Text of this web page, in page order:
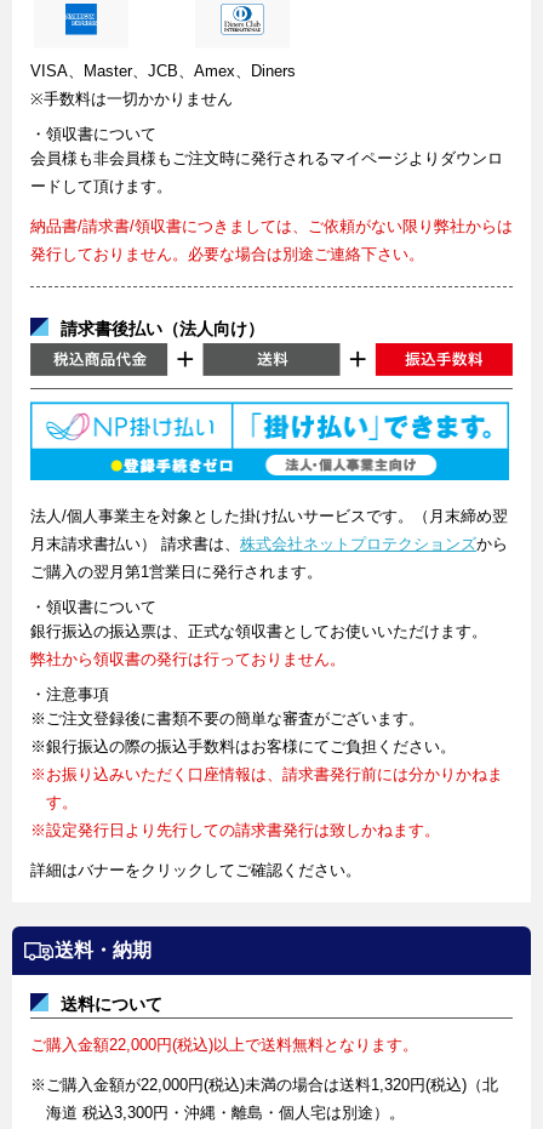
VISA、Master、JCB、Amex、Diners
※手数料は一切かかりません
・領収書について
会員様も非会員様もご注文時に発行されるマイページよりダウンロ
ードして頂けます。
納品書/請求書/領収書につきましては、ご依頼がない限り弊社からは
発行しておりません。必要な場合は別途ご連絡下さい。
請求書後払い（法人向け）
法人/個人事業主を対象とした掛け払いサービスです。（月末締め翌
月末請求書払い） 請求書は、 株式会社ネットプロテクションズから
ご購入の翌月第1営業日に発行されます。
・領収書について
銀行振込の振込票は、正式な領収書としてお使いいただけます。
弊社から領収書の発行は行っておりません。
・注意事項
※ご注文登録後に書類不要の簡単な審査がございます。
※銀行振込の際の振込手数料はお客様にてご負担ください。
※お振り込みいただく口座情報は、請求書発行前には分かりかねま
す。
※設定発行日より先行しての請求書発行は致しかねます。
詳細はバナーをクリックしてご確認ください。
送料・納期
送料について
ご購入金額22,000円(税込)以上で送料無料となります。
※ご購入金額が22,000円(税込)未満の場合は送料1,320円(税込)（北
海道 税込3,300円・沖縄・離島・個人宅は別途）。